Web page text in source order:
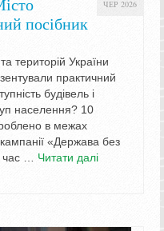
ЧЕР 2026
посібник
територій України
практичний
будівель і
населення? 10
в межах
«Держава без
час … Читати далі